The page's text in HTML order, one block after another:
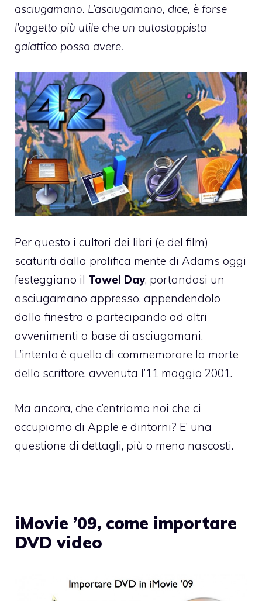
asciugamano. L’asciugamano, dice, è forse
l’oggetto più utile che un autostoppista
galattico possa avere.
Per questo i cultori dei libri (e del film)
scaturiti dalla prolifica mente di Adams oggi
festeggiano il Towel Day, portandosi un
asciugamano appresso, appendendolo
dalla finestra o partecipando ad altri
avvenimenti a base di asciugamani.
L’intento è quello di commemorare la morte
dello scrittore, avvenuta l’11 maggio 2001.
Ma ancora, che c’entriamo noi che ci
occupiamo di Apple e dintorni? E’ una
questione di dettagli, più o meno nascosti.
iMovie ’09, come importare
DVD video